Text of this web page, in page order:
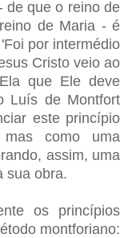
de que o reino de
de Maria - é
por intermédio
Cristo veio ao
que Ele deve
Luís de Montfort
este princípio
mas como uma
assim, uma
sua obra.
os princípios
montforiano: